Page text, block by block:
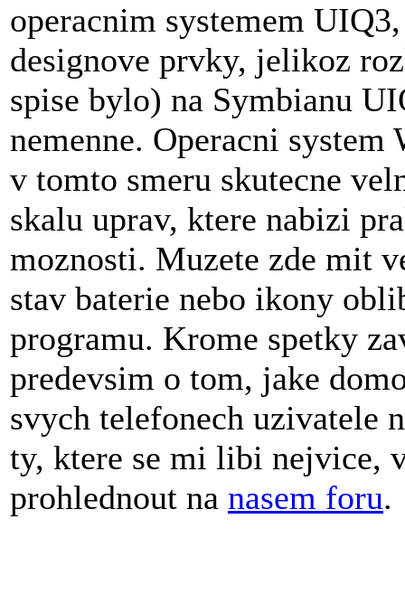
operacnim systemem
designove prvky, jelikoz
spise bylo) na Symbianu
nemenne. Operacni
v tomto smeru skutecne
skalu uprav, ktere nabizi
moznosti. Muzete zde mit
stav baterie nebo ikony
programu. Krome spetky
predevsim o tom, jake
svych telefonech uzivatele
ty, ktere se mi libi nejvice,
prohlednout na nasem foru.